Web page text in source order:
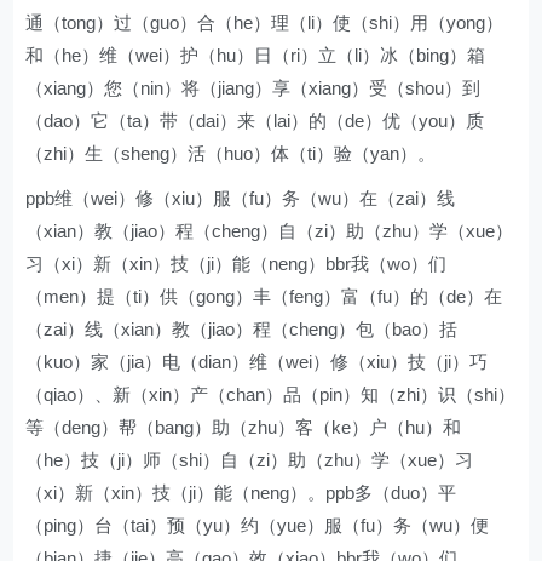
通（tong）过（guo）合（he）理（li）使（shi）用（yong）
和（he）维（wei）护（hu）日（ri）立（li）冰（bing）箱
（xiang）您（nin）将（jiang）享（xiang）受（shou）到
（dao）它（ta）带（dai）来（lai）的（de）优（you）质
（zhi）生（sheng）活（huo）体（ti）验（yan）。
ppb维（wei）修（xiu）服（fu）务（wu）在（zai）线
（xian）教（jiao）程（cheng）自（zi）助（zhu）学（xue）
习（xi）新（xin）技（ji）能（neng）bbr我（wo）们
（men）提（ti）供（gong）丰（feng）富（fu）的（de）在
（zai）线（xian）教（jiao）程（cheng）包（bao）括
（kuo）家（jia）电（dian）维（wei）修（xiu）技（ji）巧
（qiao）、新（xin）产（chan）品（pin）知（zhi）识（shi）
等（deng）帮（bang）助（zhu）客（ke）户（hu）和
（he）技（ji）师（shi）自（zi）助（zhu）学（xue）习
（xi）新（xin）技（ji）能（neng）。ppb多（duo）平
（ping）台（tai）预（yu）约（yue）服（fu）务（wu）便